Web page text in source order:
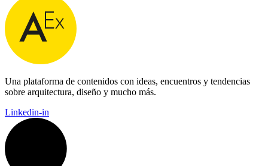
Una plataforma de contenidos con ideas, encuentros y tendencias
sobre arquitectura, diseño y mucho más.
Linkedin-in